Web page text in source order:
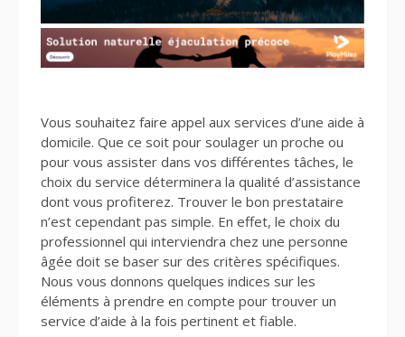
Vous souhaitez faire appel aux services d’une aide à
domicile. Que ce soit pour soulager un proche ou
pour vous assister dans vos différentes tâches, le
choix du service déterminera la qualité d’assistance
dont vous profiterez. Trouver le bon prestataire
n’est cependant pas simple. En effet, le choix du
professionnel qui interviendra chez une personne
âgée doit se baser sur des critères spécifiques.
Nous vous donnons quelques indices sur les
éléments à prendre en compte pour trouver un
service d’aide à la fois pertinent et fiable.